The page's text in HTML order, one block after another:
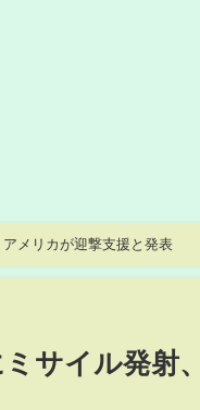
メリカが迎撃支援と発表
サイル発射